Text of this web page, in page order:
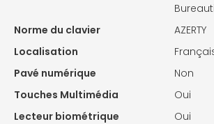
Norme du clavier
AZERTY
Localisation
Pavé numérique
Non
Touches Multimédia
Oui
Lecteur biométrique
Oui